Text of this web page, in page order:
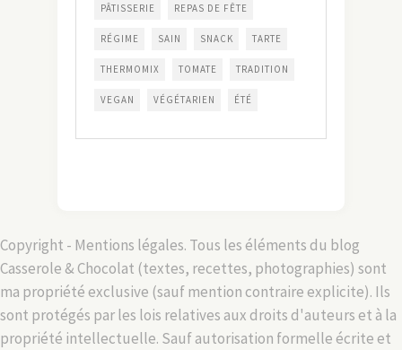
PÂTISSERIE REPAS DE FÊTE
RÉGIME SAIN SNACK TARTE
THERMOMIX TOMATE TRADITION
VEGAN VÉGÉTARIEN ÉTÉ
Copyright - Mentions légales. Tous les éléments du blog
Casserole & Chocolat (textes, recettes, photographies) sont
ma propriété exclusive (sauf mention contraire explicite). Ils
sont protégés par les lois relatives aux droits d'auteurs et à la
propriété intellectuelle. Sauf autorisation formelle écrite et